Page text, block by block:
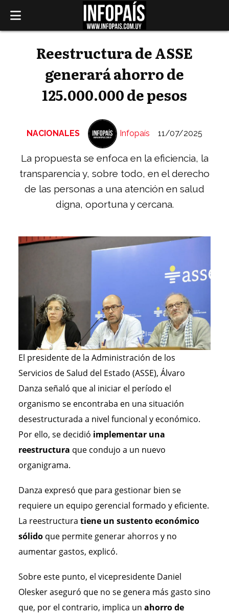
Reestructura de ASSE
generará ahorro de
125.000.000 de pesos
La propuesta se enfoca en la eficiencia, la
transparencia y, sobre todo, en el derecho
de las personas a una atención en salud
digna, oportuna y cercana.
NACIONALES 11/07/2025
Infopaís
El presidente de la Administración de los
Servicios de Salud del Estado (ASSE), Álvaro
Danza señaló que al iniciar el período el
organismo se encontraba en una situación
desestructurada a nivel funcional y económico.
Por ello, se decidió implementar una
reestructura que condujo a un nuevo
organigrama.
Danza expresó que para gestionar bien se
requiere un equipo gerencial formado y eficiente.
La reestructura tiene un sustento económico
sólido que permite generar ahorros y no
aumentar gastos, explicó.
Sobre este punto, el vicepresidente Daniel
Olesker aseguró que no se genera más gasto sino
que, por el contrario, implica un ahorro de